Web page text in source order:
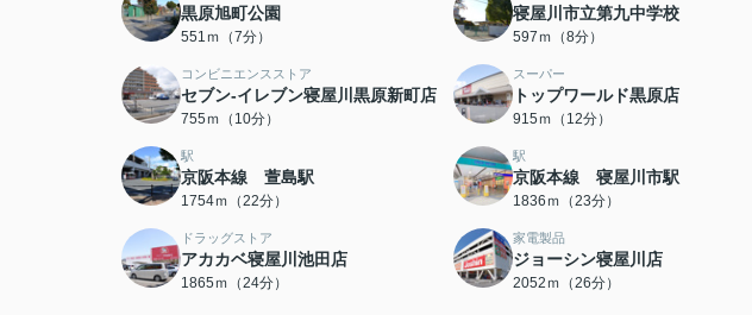
黒原旭町公園
551ｍ（7分）
寝屋川市立第九中学校
597ｍ（8分）
コンビニエンスストア
セブン-イレブン寝屋川黒原新町店
755ｍ（10分）
スーパー
トップワールド黒原店
915ｍ（12分）
駅
京阪本線 萱島駅
1754ｍ（22分）
駅
京阪本線 寝屋川市駅
1836ｍ（23分）
ドラッグストア
アカカベ寝屋川池田店
1865ｍ（24分）
家電製品
ジョーシン寝屋川店
2052ｍ（26分）